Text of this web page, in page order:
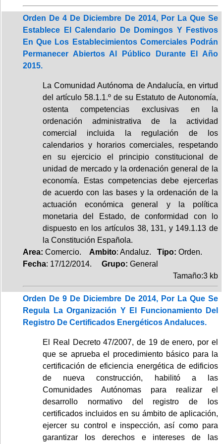
Orden De 4 De Diciembre De 2014, Por La Que Se
Establece El Calendario De Domingos Y Festivos
En Que Los Establecimientos Comerciales Podrán
Permanecer Abiertos Al Público Durante El Año
2015.
La Comunidad Autónoma de Andalucía, en virtud
del artículo 58.1.1.º de su Estatuto de Autonomía,
ostenta competencias exclusivas en la
ordenación administrativa de la actividad
comercial incluida la regulación de los
calendarios y horarios comerciales, respetando
en su ejercicio el principio constitucional de
unidad de mercado y la ordenación general de la
economía. Estas competencias debe ejercerlas
de acuerdo con las bases y la ordenación de la
actuación económica general y la política
monetaria del Estado, de conformidad con lo
dispuesto en los artículos 38, 131, y 149.1.13 de
la Constitución Española.
Area: Comercio. Ambito: Andaluz. Tipo: Orden.
Fecha: 17/12/2014. Grupo: General
Tamaño:3 kb
Orden De 9 De Diciembre De 2014, Por La Que Se
Regula La Organización Y El Funcionamiento Del
Registro De Certificados Energéticos Andaluces.
El Real Decreto 47/2007, de 19 de enero, por el
que se aprueba el procedimiento básico para la
certificación de eficiencia energética de edificios
de nueva construcción, habilitó a las
Comunidades Autónomas para realizar el
desarrollo normativo del registro de los
certificados incluidos en su ámbito de aplicación,
ejercer su control e inspección, así como para
garantizar los derechos e intereses de las